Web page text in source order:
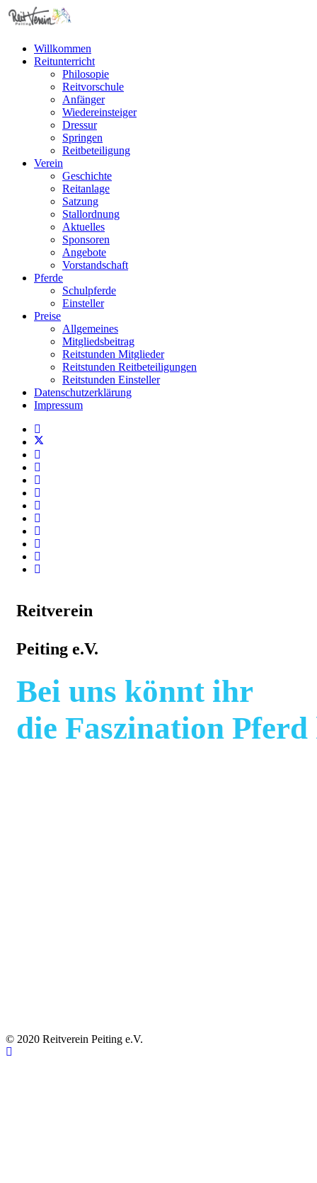
Willkommen
Reitunterricht
Philosopie
Reitvorschule
Anfänger
Wiedereinsteiger
Dressur
Springen
Reitbeteiligung
Verein
Geschichte
Reitanlage
Satzung
Stallordnung
Aktuelles
Sponsoren
Angebote
Vorstandschaft
Pferde
Schulpferde
Einsteller
Preise
Allgemeines
Mitgliedsbeitrag
Reitstunden Mitglieder
Reitstunden Reitbeteiligungen
Reitstunden Einsteller
Datenschutzerklärung
Impressum
Reitverein
Peiting e.V.
Bei uns könnt ihr
die Faszination
© 2020 Reitverein Peiting e.V.